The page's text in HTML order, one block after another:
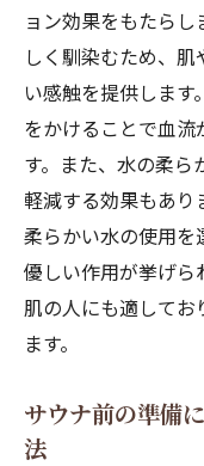
ョン効果をもたら
しく馴染むため、
い感触を提供しま
をかけることで血
す。また、水の柔ら
軽減する効果もあり
柔らかい水の使用
優しい作用が挙げら
肌の人にも適してお
ます。
サウナ前の準備
法